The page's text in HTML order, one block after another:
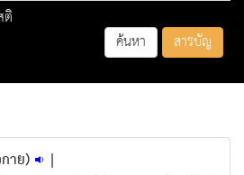
ค้นหา สารบัญ
าย) |